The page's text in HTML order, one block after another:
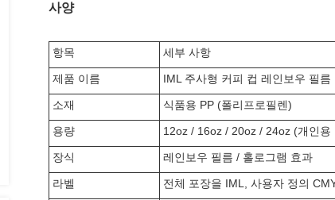
사양
항목 세부 사항
제품 이름 IML 주사형 커피 컵 레인보우 필름
소재 식품용 PP (폴리프로필렌)
용량 12oz / 16oz / 20oz / 24oz (개인용
장식 레인보우 필름 / 홀로그램 효과
라벨 전체 포장을 IML, 사용자 정의